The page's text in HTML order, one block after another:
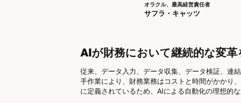
オラクル、最高経営責任者
サフラ・キャッツ
AIが財務において継続的な変
従来、データ入力、データ収集、データ検証、連
手作業により、財務業務はコストと時間がかかり
に定義されているため、AIによる自動化の理想的な